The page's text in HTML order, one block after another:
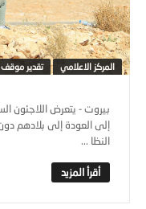
المركز الاعلامي تقدير موقف
بيروت - يتعرض اللاجئون
إلى العودة إلى بلادهم
النظا ...